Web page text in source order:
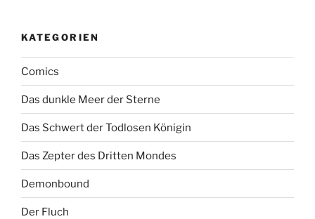
KATEGORIEN
Comics
Das dunkle Meer der Sterne
Das Schwert der Todlosen Königin
Das Zepter des Dritten Mondes
Demonbound
Der Fluch